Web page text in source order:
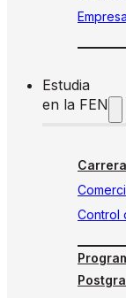
Estudia
en la FEN
Control